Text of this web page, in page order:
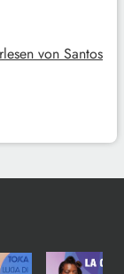
von Santos